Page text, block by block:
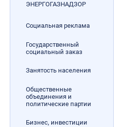
ЭНЕРГОГАЗНАДЗОР
Социальная реклама
Государственный
социальный заказ
Занятость населения
Общественные
объединения и
политические партии
Бизнес, инвестиции